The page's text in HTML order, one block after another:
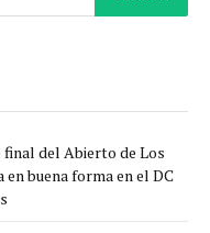
del Abierto de Los
buena forma en el DC